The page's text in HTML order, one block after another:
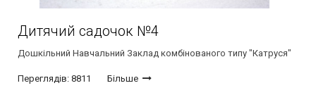
Дитячий садочок №4
Дошкільний Навчальний Заклад комбінованого типу "Катруся"
Переглядів: 8811 Більше